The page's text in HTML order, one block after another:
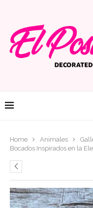
Home Animales
Bocados Inspirados en la